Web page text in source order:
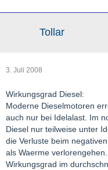
Tollar
3. Juli 2008
Wirkungsgrad Diesel:
Moderne Dieselmotoren
auch nur bei Idelalast. Im
Diesel nur teilweise unter
die Verluste beim
als Waerme
Wirkungsgrad im